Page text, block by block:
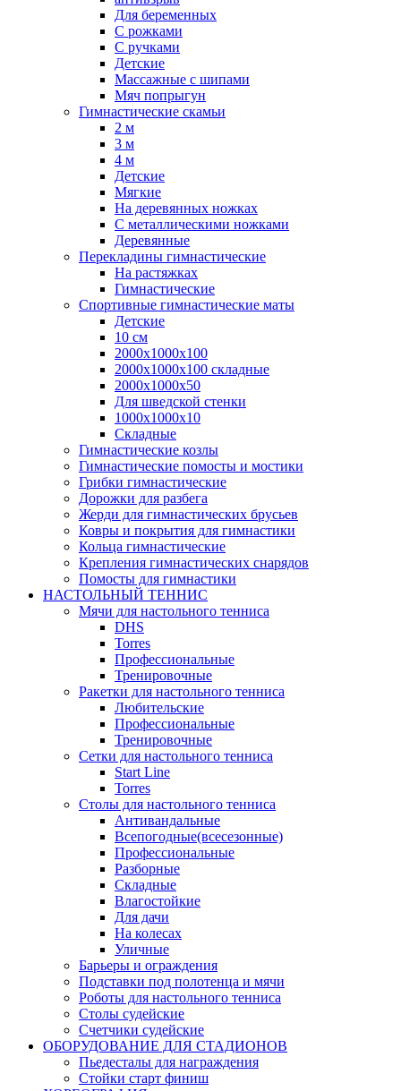
Для беременных
С рожками
С ручками
Детские
Массажные с шипами
Мяч попрыгун
Гимнастические скамьи
2 м
3 м
4 м
Детские
Мягкие
На деревянных ножках
С металлическими ножками
Деревянные
Перекладины гимнастические
На растяжках
Гимнастические
Спортивные гимнастические маты
Детские
10 см
2000х1000х100
2000х1000х100 складные
2000х1000х50
Для шведской стенки
1000х1000х10
Складные
Гимнастические козлы
Гимнастические помосты и мостики
Грибки гимнастические
Дорожки для разбега
Жерди для гимнастических брусьев
Ковры и покрытия для гимнастики
Кольца гимнастические
Крепления гимнастических снарядов
Помосты для гимнастики
НАСТОЛЬНЫЙ ТЕННИС
Мячи для настольного тенниса
DHS
Torres
Профессиональные
Тренировочные
Ракетки для настольного тенниса
Любительские
Профессиональные
Тренировочные
Сетки для настольного тенниса
Start Line
Torres
Столы для настольного тенниса
Антивандальные
Всепогодные(всесезонные)
Профессиональные
Разборные
Складные
Влагостойкие
Для дачи
На колесах
Уличные
Барьеры и ограждения
Подставки под полотенца и мячи
Роботы для настольного тенниса
Столы судейские
Счетчики судейские
ОБОРУДОВАНИЕ ДЛЯ СТАДИОНОВ
Пьедесталы для награждения
Стойки старт финиш